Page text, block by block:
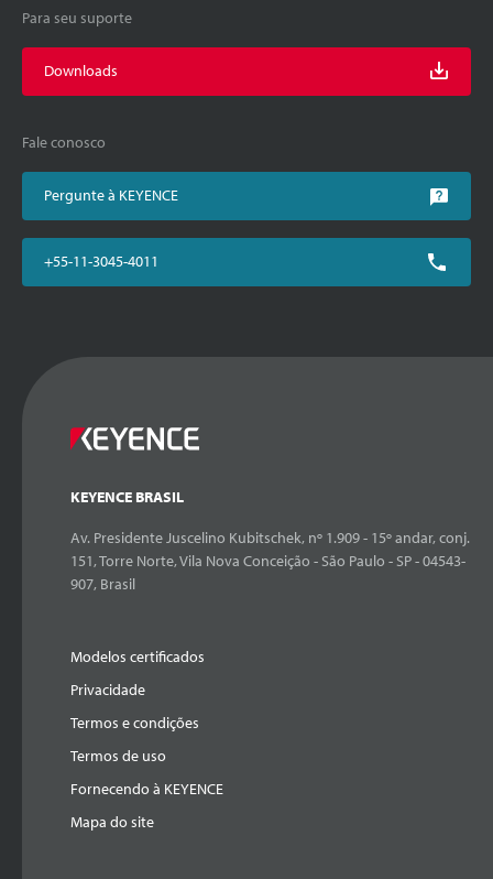
Para seu suporte
Downloads
Fale conosco
Pergunte à KEYENCE
+55-11-3045-4011
KEYENCE BRASIL
Av. Presidente Juscelino Kubitschek, nº 1.909 - 15º andar, conj.
151, Torre Norte, Vila Nova Conceição - São Paulo - SP - 04543-
907, Brasil
Modelos certificados
Privacidade
Termos e condições
Termos de uso
Fornecendo à KEYENCE
Mapa do site